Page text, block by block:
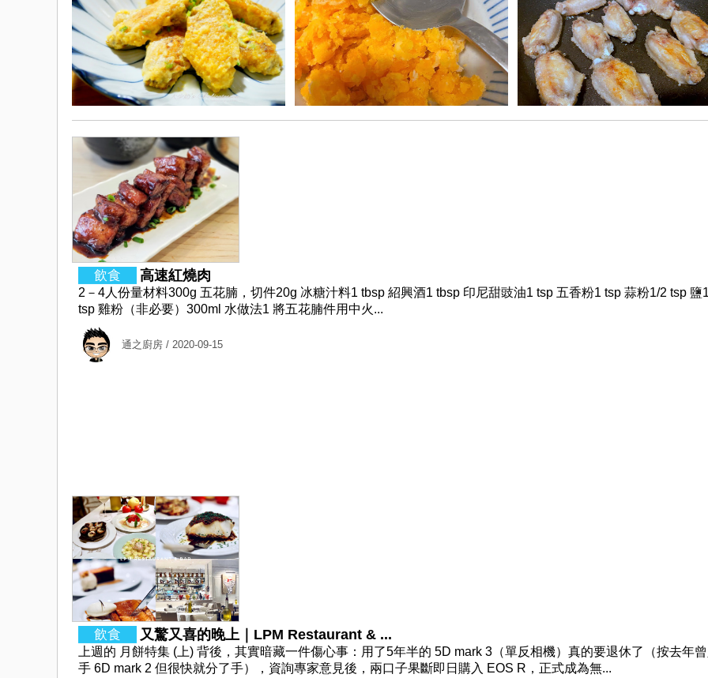
高速紅燒肉
2－4人份量材料300g 五花腩，切件20g 冰糖汁料1 tbsp 紹興酒1 tbsp 印尼甜豉油1 tsp 五香粉1 tsp 蒜粉1/2 tsp 鹽
tsp 雞粉（非必要）300ml 水做法1 將五花腩件用中火...
通之廚房 / 2020-09-15
又驚又喜的晚上｜LPM Restaurant & ...
上週的 月餅特集 (上) 背後，其實暗藏一件傷心事：用了5年半的 5D mark 3（單反相機）真的要退休了（按去年
手 6D mark 2 但很快就分了手），資詢專家意見後，兩口子果斷即日購入 EOS R，正式成為無...